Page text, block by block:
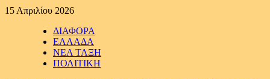
15 Απριλίου 2026
ΔΙΑΦΟΡΑ
ΕΛΛΑΔΑ
ΝΕΑ ΤΑΞΗ
ΠΟΛΙΤΙΚΗ